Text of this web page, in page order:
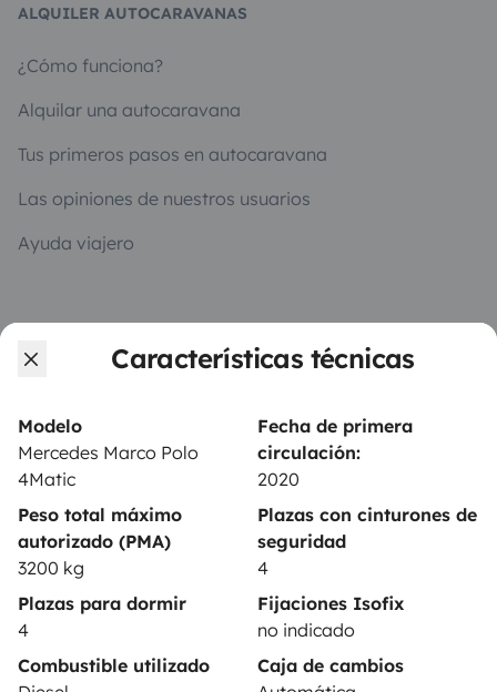
Características técnicas
Modelo
Mercedes Marco Polo
4Matic
Fecha de primera
circulación:
2020
Peso total máximo
autorizado (PMA)
3200 kg
Plazas con cinturones de
seguridad
4
Plazas para dormir
4
Fijaciones Isofix
no indicado
Combustible utilizado
Caja de cambios
ALQUILER AUTOCARAVANAS
¿Cómo funciona?
Alquilar una autocaravana
Tus primeros pasos en autocaravana
Las opiniones de nuestros usuarios
Ayuda viajero
PROPIETARIOS
Contrato de alquiler
Seguros de alquiler
Asistencias de alquiler
Ayuda propietario